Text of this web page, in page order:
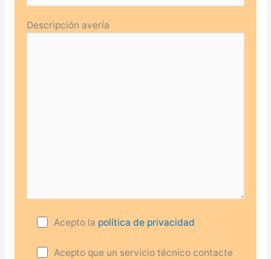
Descripción avería
Acepto la política de privacidad
Acepto que un servicio técnico contacte